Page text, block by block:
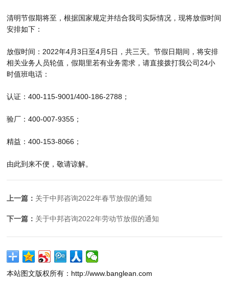
清明节假期将至，根据国家规定并结合我司实际情况，现将放假时间
安排如下：
放假时间：2022年4月3日至4月5日，共三天。节假日期间，将安排
相关业务人员轮值，假期里若有业务需求，请直接拨打我公司24小
时值班电话：
认证：400-115-9001/400-186-2788；
验厂：400-007-9355；
精益：400-153-8066；
由此到来不便，敬请谅解。
上一篇： 关于中邦咨询2022年春节放假的通知
下一篇： 关于中邦咨询2022年劳动节放假的通知
本站图文版权所有：http://www.banglean.com